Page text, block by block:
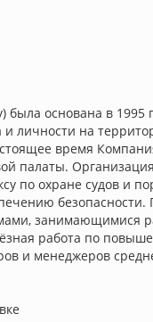
была основана в
личности на
время
палаты.
по охране судов и
занимающимися
работа по
и менеджеров